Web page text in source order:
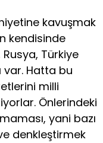
kavuşmak
kendisinde
Rusya, Türkiye
var. Hatta bu
milli
Önlerindeki
yani bazı
denkleştirmek